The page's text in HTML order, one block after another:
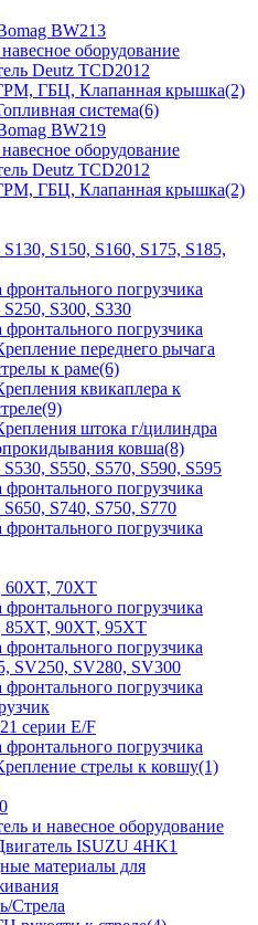
BW213
оборудование
Deutz TCD2012
ГБЦ, Клапанная крышка(2)
система(6)
BW219
оборудование
Deutz TCD2012
ГБЦ, Клапанная крышка(2)
S150, S160, S175, S185,
фронтального погрузчика
S300, S330
фронтального погрузчика
переднего рычага
к раме(6)
квикаплера к
штока г/цилиндра
ковша(8)
S550, S570, S590, S595
фронтального погрузчика
S740, S750, S770
фронтального погрузчика
60XT, 70XT
фронтального погрузчика
85XT, 90XT, 95XT
фронтального погрузчика
SV250, SV280, SV300
фронтального погрузчика
серии E/F
фронтального погрузчика
стрелы к ковшу(1)
и навесное оборудование
ISUZU 4HK1
материалы для
Стрела